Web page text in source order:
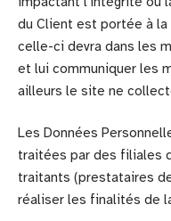
du Client est portée à
celle-ci devra dans les
et lui communiquer les
ailleurs le site ne
Les Données
traitées par des filiales
traitants (prestataires
réaliser les finalités de